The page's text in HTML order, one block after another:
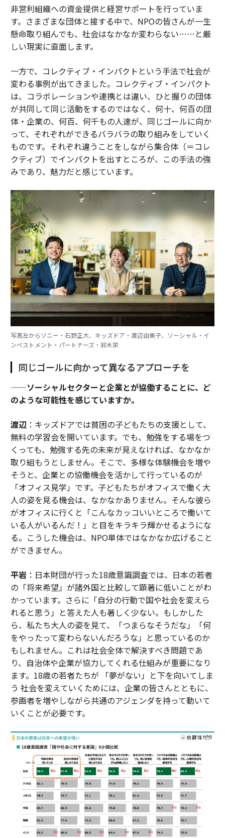
非営利組織への資金提供と経営サポートを行っていま
す。さまざまな団体と接する中で、NPOの皆さんが一生
懸命取り組んでも、社会はなかなか変わらない……と厳
しい現実に直面します。
一方で、コレクティブ・インパクトという手法で社会が
変わる事例が出てきました。コレクティブ・インパクト
は、コラボレーションや連携とは違い、ひと握りの団体
が共同して同じ活動をするのではなく、何十、何百の団
体・企業の、何百、何千もの人達が、同じゴールに向か
って、それぞれができるバラバラの取り組みをしていく
ものです。それぞれ違うことをしながら集合体（＝コレ
クティブ）でインパクトを出すところが、この手法の強
みであり、魅力だと感じています。
写真左からソニー・石野正大、キッズドア・渡辺由美子、ソーシャル・イ
ンベストメント・パートナーズ・鈴木栄
同じゴールに向かって異なるアプローチを
——ソーシャルセクターと企業とが協働することに、ど
のような可能性を感じていますか。
渡辺 ：キッズドアでは貧困の子どもたちの支援として、
無料の学習会を開いています。でも、勉強をする場をつ
くっても、勉強する先の未来が見えなければ、なかなか
取り組もうとしません。そこで、多様な体験機会を増や
そうと、企業との協働機会を活かして行っているのが
「オフィス見学」です。子どもたちがオフィスで働く大
人の姿を見る機会は、なかなかありません。そんな彼ら
がオフィスに行くと「こんなカッコいいところで働いて
いる人がいるんだ！」と目をキラキラ輝かせるようにな
る。こうした機会は、NPO単体ではなかなか広げること
ができません。
平岩：日本財団が行った18歳意識調査では、日本の若者
の「将来希望」が諸外国と比較して顕著に低いことがわ
かっています。さらに「自分の行動で国や社会を変えら
れると思う」と答えた人も著しく少ない。もしかした
ら、私たち大人の姿を見て、「つまらなそうだな」「何
をやったって変わらないんだろうな」と思っているのか
もしれません。これは社会全体で解決すべき問題であ
り、自治体や企業が協力してくれる仕組みが重要になり
ます。18歳の若者たちが 「夢がない」と下を向いてしま
う 社会を変えていくためには、企業の皆さんとともに、
参画者を増やしながら共通のアジェンダを持って動いて
いくことが必要です。